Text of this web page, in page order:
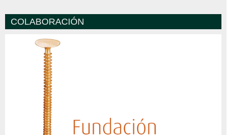
COLABORACIÓN